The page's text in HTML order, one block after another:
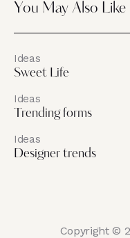
You May Also Like
Ideas
Sweet Life
Ideas
Trending forms
Ideas
Designer trends
Copyright ©